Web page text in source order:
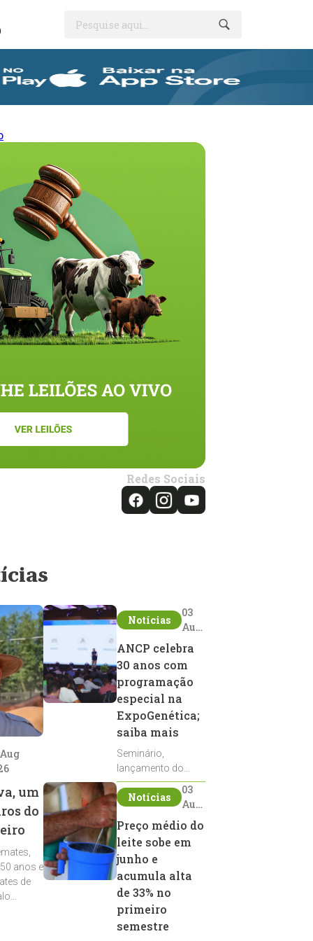
Pesquise aqui...
Redes Sociais
um
do
anos e
de
Notícias
03
Aug
ANCP celebra
30 anos com
programação
especial na
ExpoGenética;
saiba mais
Seminário,
lançamento do
Sumário de Touros,
debates, podcast,
reprodutores e
homenagens
integram a
programação da
entidade durante a
ExpoGenética 2026
Notícias
03
Aug
2026
Preço médio do
leite sobe em
junho e
acumula alta
de 33% no
primeiro
semestre